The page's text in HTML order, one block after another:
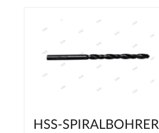
HSS-SPIRALBOHRER